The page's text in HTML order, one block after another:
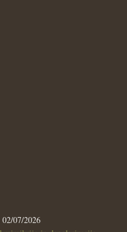
02/07/2026